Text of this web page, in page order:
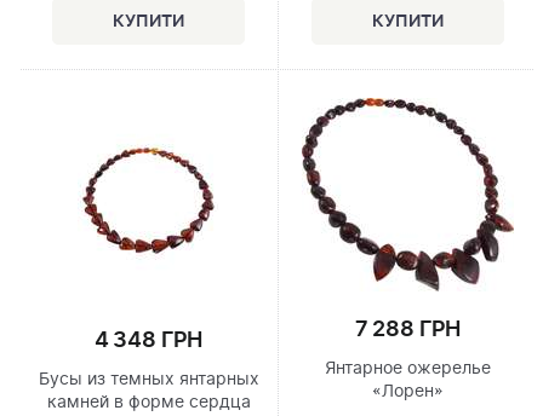
4 348 ГРН
Бусы из темных янтарных
камней в форме сердца
7 288 ГРН
Янтарное ожерелье
«Лорен»